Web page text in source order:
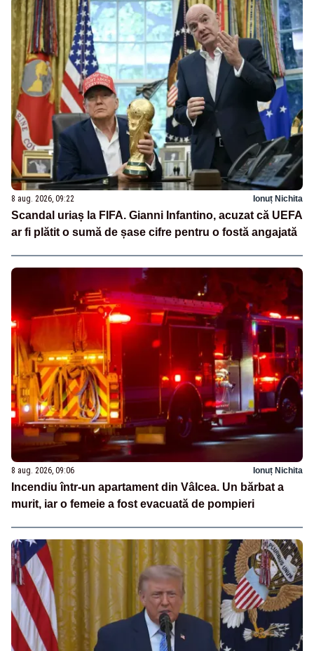
8 aug. 2026, 09:22 Ionuț Nichita
Scandal uriaș la FIFA. Gianni Infantino, acuzat că UEFA
ar fi plătit o sumă de șase cifre pentru o fostă angajată
8 aug. 2026, 09:06 Ionuț Nichita
Incendiu într-un apartament din Vâlcea. Un bărbat a
murit, iar o femeie a fost evacuată de pompieri